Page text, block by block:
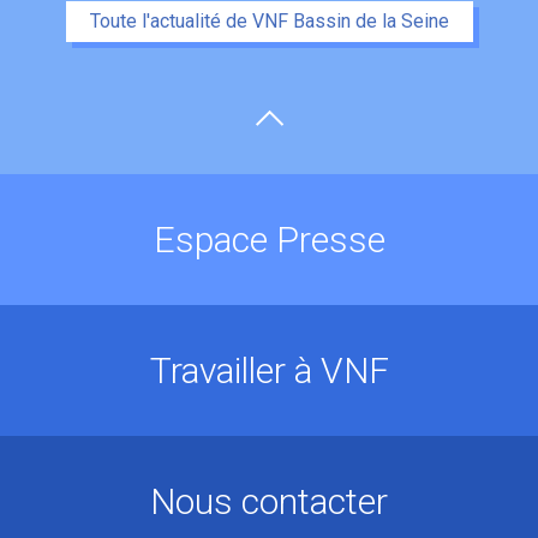
Toute l'actualité de VNF Bassin de la Seine
Espace Presse
Travailler à VNF
Nous contacter